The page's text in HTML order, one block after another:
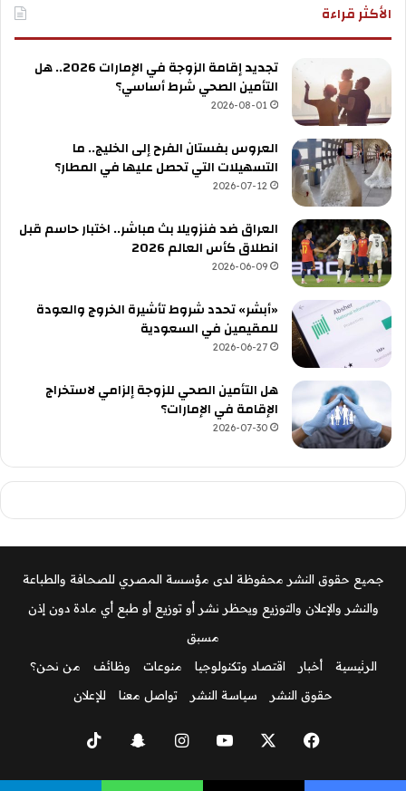
الأكثر قراءة
تجديد إقامة الزوجة في الإمارات 2026.. هل
التأمين الصحي شرط أساسي؟
2026-08-01
العروس بفستان الفرح إلى الخليج.. ما
التسهيلات التي تحصل عليها في المطار؟
2026-07-12
العراق ضد فنزويلا بث مباشر.. اختبار حاسم قبل
انطلاق كأس العالم 2026
2026-06-09
«أبشر» تحدد شروط تأشيرة الخروج والعودة
للمقيمين في السعودية
2026-06-27
هل التأمين الصحي للزوجة إلزامي لاستخراج
الإقامة في الإمارات؟
2026-07-30
جميع حقوق النشر محفوظة لدى مؤسسة المصري للصحافة والطباعة
والنشر والإعلان والتوزيع ويحظر نشر أو توزيع أو طبع أي مادة دون إذن
مسبق
الرئيسية
أخبار اقتصاد وتكنولوجيا منوعات وظائف
من نحن؟
حقوق النشر
سياسة النشر تواصل معنا للإعلان
فيسبوك ‫YouTubeانستقرامسناب
تشات